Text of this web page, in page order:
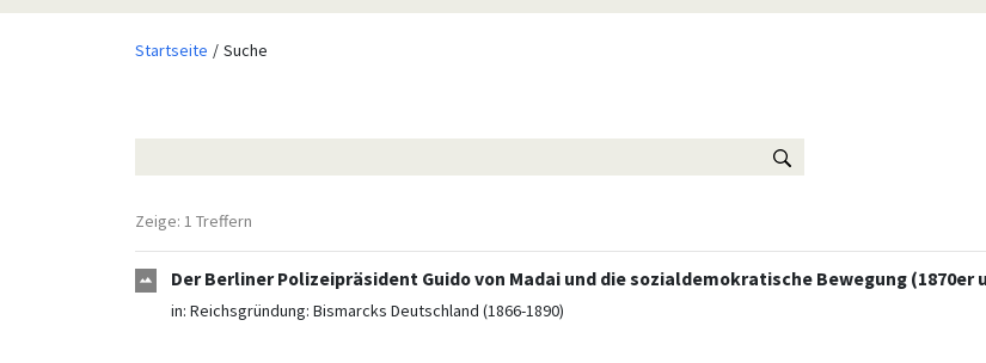
Startseite Suche
Zeige: 1 Treffern
Der Berliner Polizeipräsident Guido von Madai und die sozialdemokratische Bewegung (1870er
in: Reichsgründung: Bismarcks Deutschland (1866-1890)